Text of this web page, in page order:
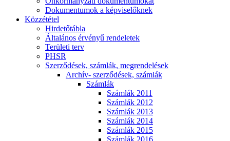
Dokumentumok a képviselőknek
Közzététel
Hirdetőtábla
Általános érvényű rendeletek
Területi terv
PHSR
Szerződések, számlák, megrendelések
Archív- szerződések, számlák
Számlák
Számlák 2011
Számlák 2012
Számlák 2013
Számlák 2014
Számlák 2015
Számlák 2016